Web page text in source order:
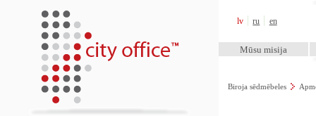
lv ru en
Mūsu misija
Biroja sēdmēbeles